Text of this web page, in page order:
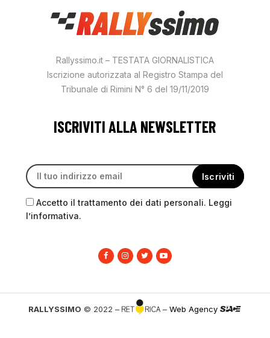
Rallyssimo.it – TESTATA GIORNALISTICA
Iscrizione autorizzata al Registro Stampa del
Tribunale di Rimini N° 6 del 19/11/2019
ISCRIVITI ALLA NEWSLETTER
Accetto il trattamento dei dati personali. Leggi
l’informativa.
RALLYSSIMO © 2022 – –Web Agency